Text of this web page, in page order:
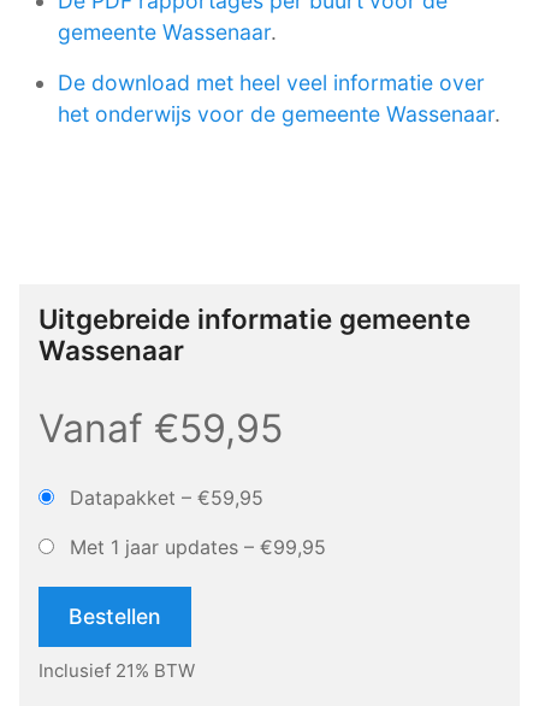
gemeente Wassenaar.
De download met heel veel informatie over
het onderwijs voor de gemeente Wassenaar.
Uitgebreide informatie gemeente
Wassenaar
Vanaf €59,95
Datapakket – €59,95
Met 1 jaar updates – €99,95
Bestellen
Inclusief 21% BTW